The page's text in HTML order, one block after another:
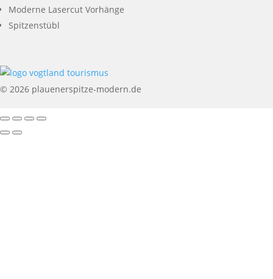
Moderne Lasercut Vorhänge
Spitzenstübl
© 2026 plauenerspitze-modern.de